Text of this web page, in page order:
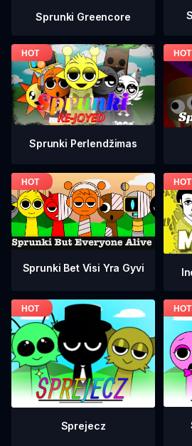
Sprunki Greencore
Sprunki Perlendžimas
Sprunki Bet Visi Yra Gyvi
Sprejecz